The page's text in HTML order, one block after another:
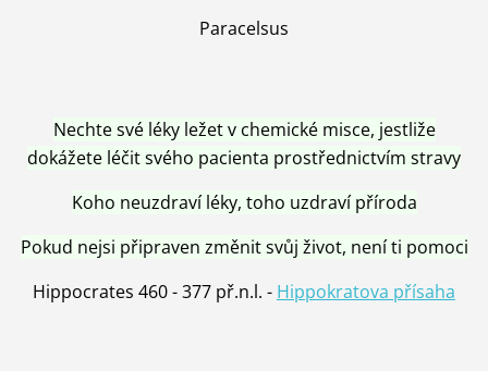
Paracelsus
Nechte své léky ležet v chemické misce, jestliže
dokážete léčit svého pacienta prostřednictvím stravy
Koho neuzdraví léky, toho uzdraví příroda
Pokud nejsi připraven změnit svůj život, není ti pomoci
Hippocrates 460 - 377 př.n.l. - Hippokratova přísaha